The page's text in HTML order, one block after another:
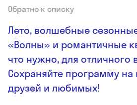
Лето, волшебные
«Волны» и романтичные
что нужно, для отличного
Сохраняйте программу на
друзей и любимых!
Обратно к списку